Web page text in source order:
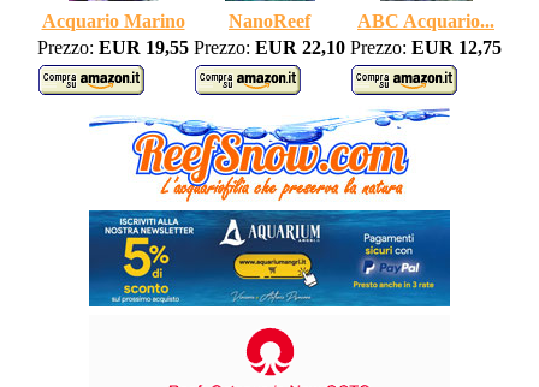
Acquario Marino NanoReef
ABC Acquario...
Prezzo: EUR 19,55 Prezzo: EUR 22,10 Prezzo: EUR 12,75